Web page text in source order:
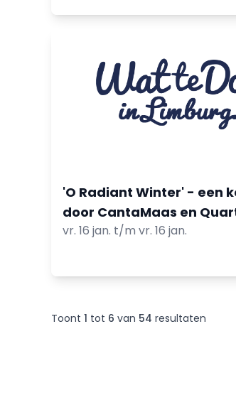
'O Radiant Winter' - een
door CantaMaas en
vr. 16 jan. t/m vr. 16 jan.
Toont 1 tot 6 van 54 resultaten